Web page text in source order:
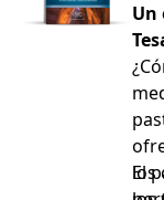
Un
los
El